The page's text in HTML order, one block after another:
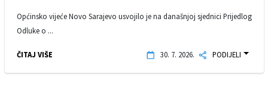
Općinsko vijeće Novo Sarajevo usvojilo je na današnjoj sjednici Prijedlog
Odluke o ...
ČITAJ VIŠE 30. 7. 2026. PODIJELI